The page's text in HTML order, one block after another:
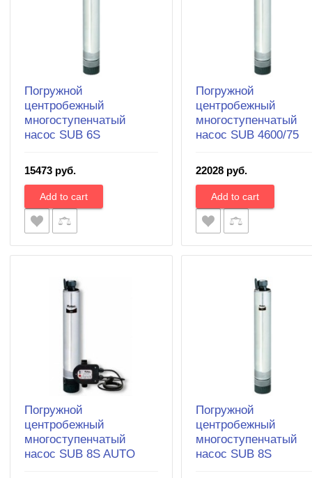
Погружной
центробежный
многоступенчатый
насос SUB 6S
15473 руб.
Погружной
центробежный
многоступенчатый
насос SUB 4600/75
22028 руб.
Погружной
центробежный
многоступенчатый
насос SUB 8S AUTO
Погружной
центробежный
многоступенчатый
насос SUB 8S